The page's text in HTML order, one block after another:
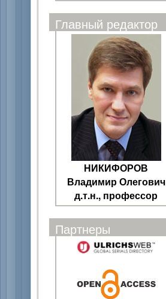
Главный редактор
НИКИФОРОВ
Владимир Олегович
д.т.н., профессор
Партнеры